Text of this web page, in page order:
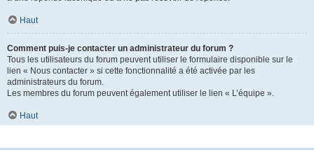
Haut
Comment puis-je contacter un administrateur du forum ?
Tous les utilisateurs du forum peuvent utiliser le formulaire disponible sur le
lien « Nous contacter » si cette fonctionnalité a été activée par les
administrateurs du forum.
Les membres du forum peuvent également utiliser le lien « L’équipe ».
Haut